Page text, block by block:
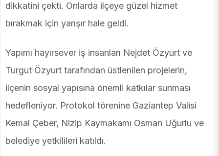
dikkatini çekti. Onlarda ilçeye güzel hizmet
bırakmak için yarışır hale geldi.
Yapımı hayırsever iş insanları Nejdet Özyurt ve
Turgut Özyurt tarafından üstlenilen projelerin,
ilçenin sosyal yapısına önemli katkılar sunması
hedefleniyor. Protokol törenine Gaziantep Valisi
Kemal Çeber, Nizip Kaymakamı Osman Uğurlu ve
belediye yetkilileri katıldı.